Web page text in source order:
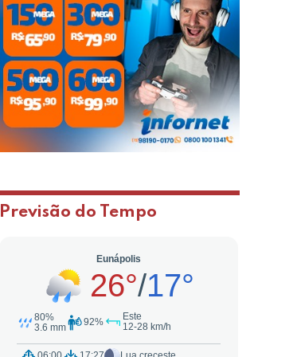
Previsão do Tempo